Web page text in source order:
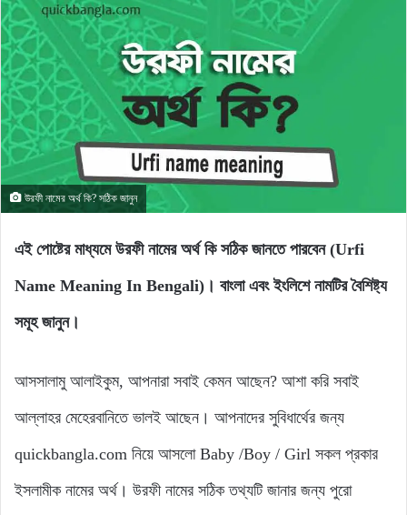
উরফী নামের অর্থ কি? সঠিক জানুন
এই পোষ্টের মাধ্যমে উরফী নামের অর্থ কি সঠিক জানতে পারবেন (Urfi
Name Meaning In Bengali)। বাংলা এবং ইংলিশে নামটির বৈশিষ্ট্য
সমূহ জানুন।
আসসালামু আলাইকুম, আপনারা সবাই কেমন আছেন? আশা করি সবাই
আল্লাহর মেহেরবানিতে ভালই আছেন। আপনাদের সুবিধার্থের জন্য
quickbangla.com নিয়ে আসলো Baby /Boy / Girl সকল প্রকার
ইসলামীক নামের অর্থ। উরফী নামের সঠিক তথ্যটি জানার জন্য পুরো